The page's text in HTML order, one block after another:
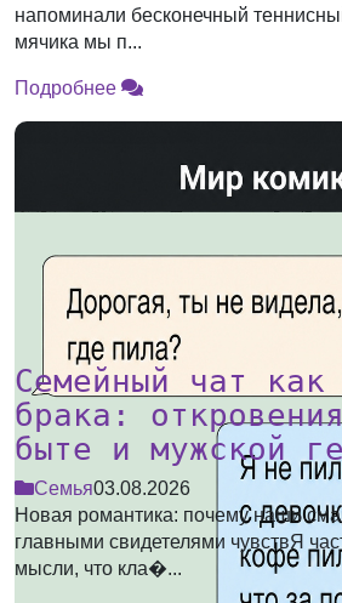
напоминали бесконечный
мячика мы п...
Подробнее
Семейный чат как
брака:
быте и мужской
Семья03.08.2026
Новая романтика: почему наши
главными свидетелями чувствЯ
мысли, что кла�...